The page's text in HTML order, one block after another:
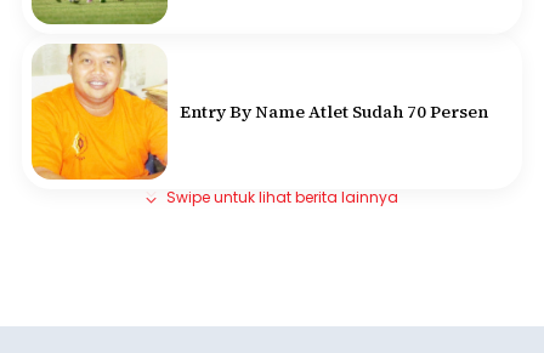
Entry By Name Atlet Sudah 70 Persen
Swipe untuk lihat berita lainnya